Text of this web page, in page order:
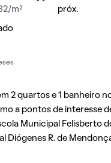
m²
próx.
2 quartos e 1 banheiro
a pontos de interesse
Municipal Felisberto
Diógenes R. de